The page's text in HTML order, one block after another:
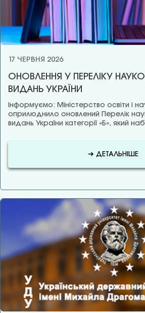
17 ЧЕРВНЯ 2026
ОНОВЛЕННЯ У ПЕРЕЛІКУ
ВИДАНЬ УКРАЇНИ
Інформуємо: Міністерство освіти і
оприлюднило оновлений Перелік
видань України категорії «Б», який
➜ ДЕТАЛЬНІШЕ